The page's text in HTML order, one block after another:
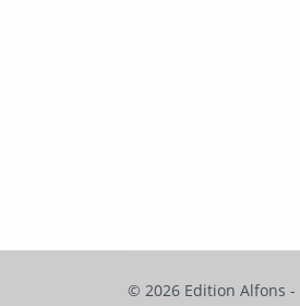
© 2026 Edition Alfons